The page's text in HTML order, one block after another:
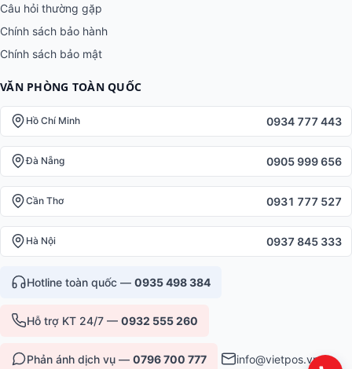
Câu hỏi thường gặp
Chính sách bảo hành
Chính sách bảo mật
VĂN PHÒNG TOÀN QUỐC
Hồ Chí Minh 0934 777 443
Đà Nẵng 0905 999 656
Cần Thơ 0931 777 527
Hà Nội 0937 845 333
Hotline toàn quốc — 0935 498 384
Hỗ trợ KT 24/7 — 0932 555 260
Phản ánh dịch vụ — 0796 700 777 info@vietpos.vn